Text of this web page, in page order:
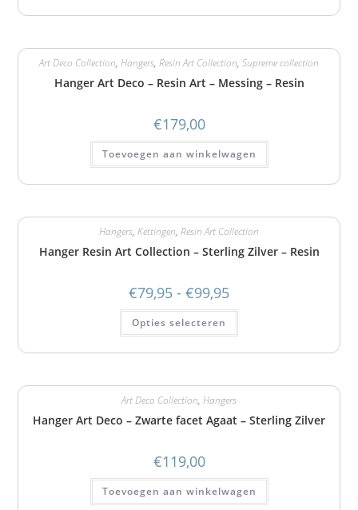
Art Deco Collection, Hangers, Resin Art Collection, Supreme collection
Hanger Art Deco – Resin Art – Messing – Resin
€179,00
Toevoegen aan winkelwagen
Hangers, Kettingen, Resin Art Collection
Hanger Resin Art Collection – Sterling Zilver – Resin
€79,95 - €99,95
Opties selecteren
Art Deco Collection, Hangers
Hanger Art Deco – Zwarte facet Agaat – Sterling Zilver
€119,00
Toevoegen aan winkelwagen